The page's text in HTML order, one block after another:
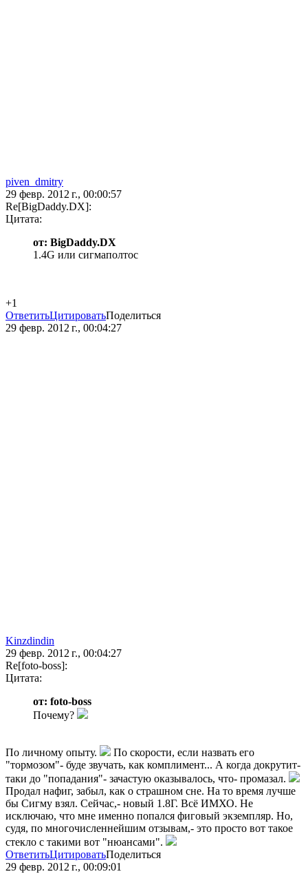
piven_dmitry
29 февр. 2012 г., 00:00:57
Re[BigDaddy.DX]:
Цитата:
от: BigDaddy.DX
1.4G или сигмаполтос
+1
ОтветитьЦитироватьПоделиться
29 февр. 2012 г., 00:04:27
Kinzdindin
29 февр. 2012 г., 00:04:27
Re[foto-boss]:
Цитата:
от: foto-boss
Почему?
По личному опыту.
По скорости, если назвать его
"тормозом"- буде звучать, как комплимент... А когда докрутит-
таки до "попадания"- зачастую оказывалось, что- промазал.
Продал нафиг, забыл, как о страшном сне. На то время лучше
бы Сигму взял. Сейчас,- новый 1.8Г. Всё ИМХО. Не
исключаю, что мне именно попался фиговый экземпляр. Но,
судя, по многочисленнейшим отзывам,- это просто вот такое
стекло с такими вот "нюансами".
ОтветитьЦитироватьПоделиться
29 февр. 2012 г., 00:09:01